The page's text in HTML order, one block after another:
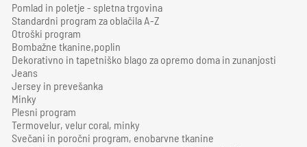
Pomlad in poletje - spletna trgovina
Standardni program za oblačila A-Z
Otroški program
Bombažne tkanine,poplin
Dekorativno in tapetniško blago za opremo doma in zunanjosti
Jeans
Jersey in prevešanka
Minky
Plesni program
Termovelur, velur coral, minky
Svečani in poročni program, enobarvne tkanine